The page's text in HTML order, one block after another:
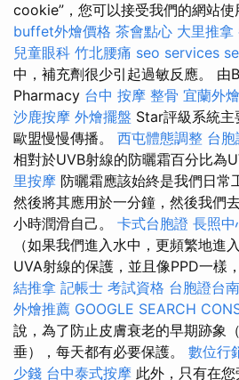
cookie”，您可以接受我們的網站使
buffet外燴價格 茶會點心 大里推拿
兒童眼科 竹北腰痛 seo services
中，補充劑很少引起過敏反應。 由
Pharmacy 台中 按摩 整骨 宜蘭外燴
沙鹿按摩 外燴擺盤 Star評級系統主
歐盟慢慢傳播。 西屯體態調整 台
相對於UVB射線的防曬霜百分比為
里按摩 防曬霜應該始終是我們日常
然後將其應用於一分鐘，然後我們
小時潤滑自己。 卡式台胞證 長照
（如果我們進入水中，更頻繁地進
UVA射線的保護，並且像PPD一樣
結推拿 記帳士 考試資格 台胞證台南
外燴推薦 GOOGLE SEARCH
說，為了防止皮膚衰老的早期跡象
垂），每天都有必要保護。 數位行
少錢 台中泰式按摩 此外，只有在